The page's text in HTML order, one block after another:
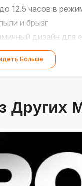
12.5 часов в
и брызг
дизайн для
Больше
Других